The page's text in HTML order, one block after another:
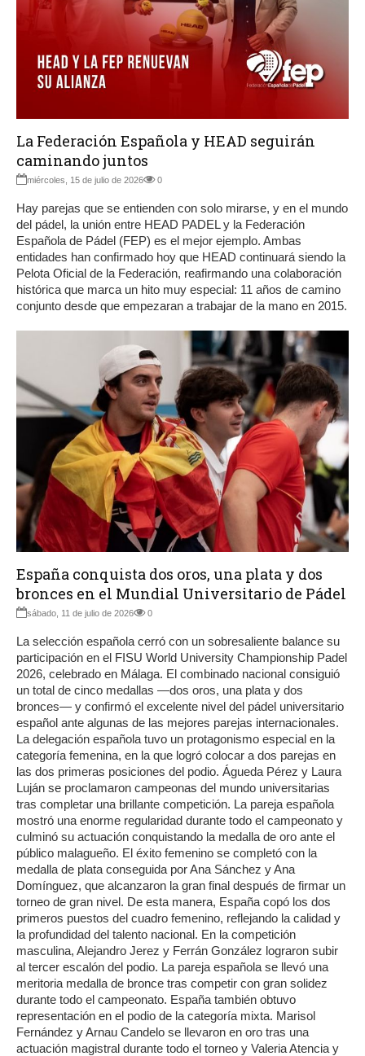
La Federación Española y HEAD seguirán
caminando juntos
miércoles, 15 de julio de 2026 0
Hay parejas que se entienden con solo mirarse, y en el mundo
del pádel, la unión entre HEAD PADEL y la Federación
Española de Pádel (FEP) es el mejor ejemplo. Ambas
entidades han confirmado hoy que HEAD continuará siendo la
Pelota Oficial de la Federación, reafirmando una colaboración
histórica que marca un hito muy especial: 11 años de camino
conjunto desde que empezaran a trabajar de la mano en 2015.
España conquista dos oros, una plata y dos
bronces en el Mundial Universitario de Pádel
sábado, 11 de julio de 2026 0
La selección española cerró con un sobresaliente balance su
participación en el FISU World University Championship Padel
2026, celebrado en Málaga. El combinado nacional consiguió
un total de cinco medallas —dos oros, una plata y dos
bronces— y confirmó el excelente nivel del pádel universitario
español ante algunas de las mejores parejas internacionales.
La delegación española tuvo un protagonismo especial en la
categoría femenina, en la que logró colocar a dos parejas en
las dos primeras posiciones del podio. Águeda Pérez y Laura
Luján se proclamaron campeonas del mundo universitarias
tras completar una brillante competición. La pareja española
mostró una enorme regularidad durante todo el campeonato y
culminó su actuación conquistando la medalla de oro ante el
público malagueño. El éxito femenino se completó con la
medalla de plata conseguida por Ana Sánchez y Ana
Domínguez, que alcanzaron la gran final después de firmar un
torneo de gran nivel. De esta manera, España copó los dos
primeros puestos del cuadro femenino, reflejando la calidad y
la profundidad del talento nacional. En la competición
masculina, Alejandro Jerez y Ferrán González lograron subir
al tercer escalón del podio. La pareja española se llevó una
meritoria medalla de bronce tras competir con gran solidez
durante todo el campeonato. España también obtuvo
representación en el podio de la categoría mixta. Marisol
Fernández y Arnau Candelo se llevaron en oro tras una
actuación magistral durante todo el torneo y Valeria Atencia y